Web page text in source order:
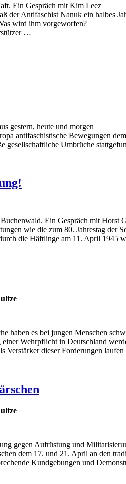
Ein Gespräch mit Kim Leez
der Antifaschist Nanuk ein
wird ihm vorgeworfen?
…
gestern, heute und morgen
antifaschistische Bewegungen
gesellschaftliche Umbrüche
Ein Gespräch mit Horst
wie die zum 80. Jahrestag
die Häftlinge am 11. April 1945
haben es bei jungen Menschen
Wehrpflicht in Deutschland
Verstärker dieser Forderungen
gegen Aufrüstung und
dem 17. und 21. April an den
Kundgebungen und